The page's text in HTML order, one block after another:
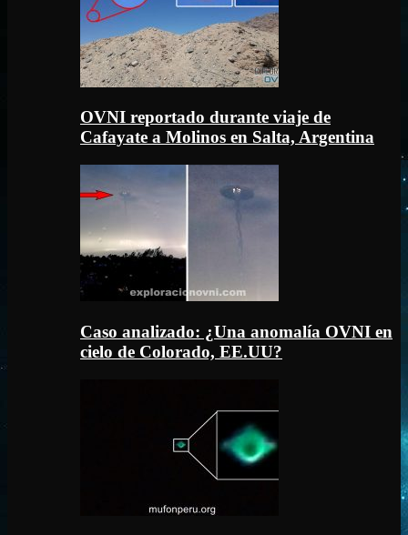
OVNI reportado durante viaje de
Cafayate a Molinos en Salta, Argentina
Caso analizado: ¿Una anomalía OVNI en
cielo de Colorado, EE.UU?